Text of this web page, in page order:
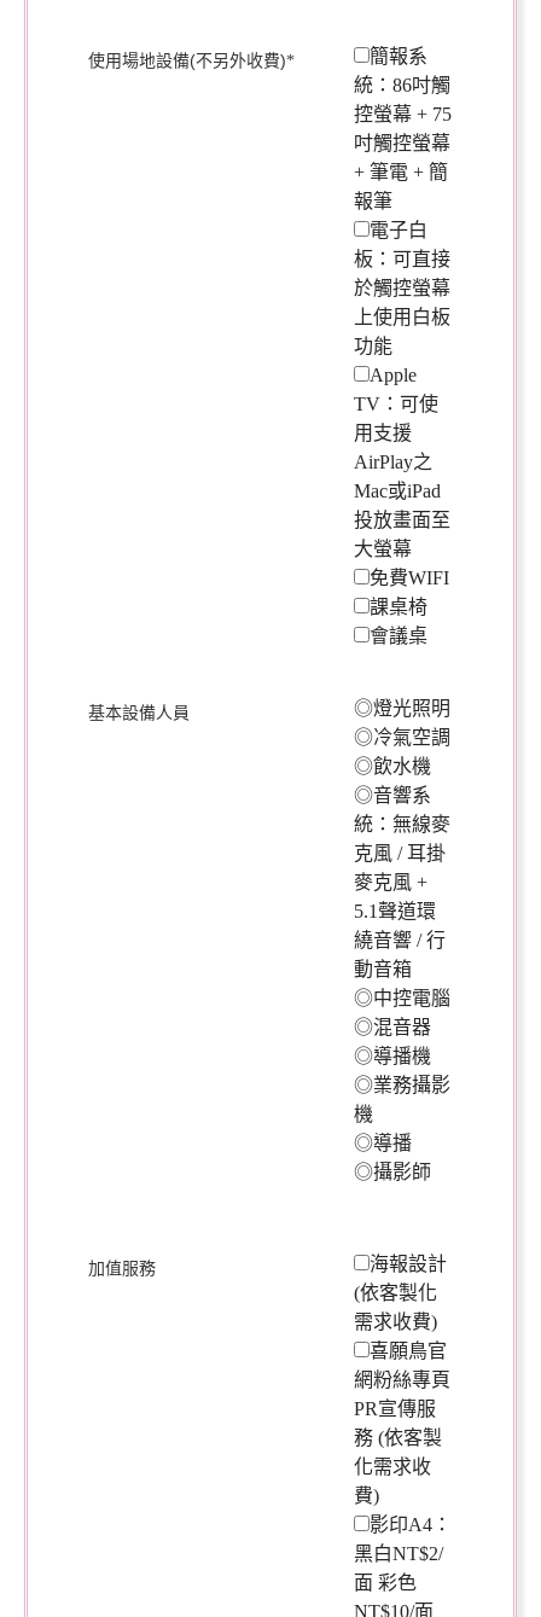
使用場地設備(不另外收費)*
簡報系
統：86吋觸
控螢幕 + 75
吋觸控螢幕
+ 筆電 + 簡
報筆
電子白
板：可直接
於觸控螢幕
上使用白板
功能
Apple
TV：可使
用支援
AirPlay之
Mac或iPad
投放畫面至
大螢幕
免費WIFI
課桌椅
會議桌
基本設備人員
◎燈光照明
◎冷氣空調
◎飲水機
◎音響系
統：無線麥
克風 / 耳掛
麥克風 +
5.1聲道環
繞音響 / 行
動音箱
◎中控電腦
◎混音器
◎導播機
◎業務攝影
機
◎導播
◎攝影師
加值服務
海報設計
(依客製化
需求收費)
喜願鳥官
網粉絲專頁
PR宣傳服
務 (依客製
化需求收
費)
影印A4：
黑白NT$2/
面 彩色
NT$10/面